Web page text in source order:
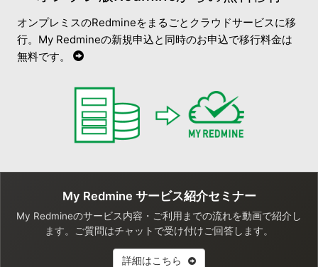
オンプレミスのRedmineをまるごとクラウドサービスに移
行。My Redmineの新規申込と同時のお申込で移行料金は
無料です。
My Redmine サービス紹介セミナー
My Redmineのサービス内容・ご利用までの流れを動画で紹介し
ます。ご質問はチャットで受け付けご回答します。
詳細はこちら